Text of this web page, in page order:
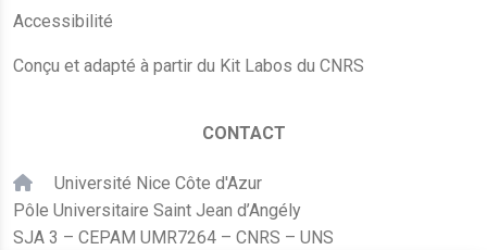
Accessibilité
Conçu et adapté à partir du Kit Labos du CNRS
CONTACT
Université Nice Côte d'Azur
Pôle Universitaire Saint Jean d’Angély
SJA 3 – CEPAM UMR7264 – CNRS – UNS